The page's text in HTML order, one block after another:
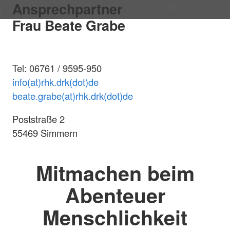
Ansprechpartner
Frau Beate Grabe
Tel: 06761 / 9595-950
info(at)rhk.drk(dot)de
beate.grabe(at)rhk.drk(dot)de
Poststraße 2
55469 Simmern
Mitmachen beim
Abenteuer
Menschlichkeit